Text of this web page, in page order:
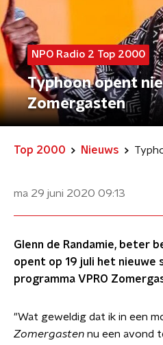
NPO Radio 2 Top 2000
Typhoon opent
Zomergasten
Top 2000 Nieuws
ma 29 juni 2020 09:13
Glenn de Randamie, beter
opent op 19 juli het nieuwe
programma VPRO
"Wat geweldig dat ik in een
Zomergasten nu een avond